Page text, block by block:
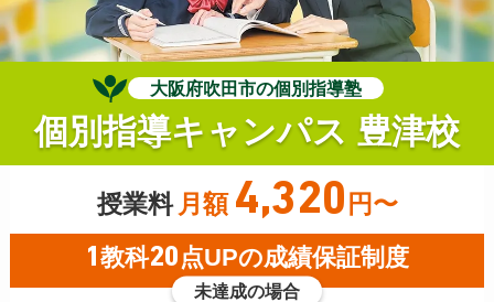
大阪府吹田市の個別指導塾
個別指導キャンパス 豊津校
授業料 月額 4,320 円〜
1 教科20 点UPの成績保証制度
未達成の場合